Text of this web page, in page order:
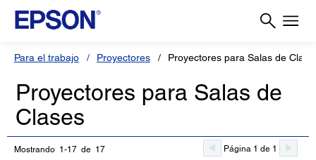
Para el trabajo Proyectores Proyectores para Salas de
Proyectores para Salas de
Clases
Mostrando 1-17 de 17 Página 1 de 1